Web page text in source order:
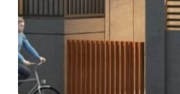
Sizi Şık Bir Dış Cephenin Dışında Ahşapların
Sıcacık bir Apartman Girişi Sizleri
Görselin Bire Bir Olarak Uygulanacağı
Tüm Malzemelerimizin Birinci Kalite ve İşçilik
edileceği Royal Deluxu Projemizde Sizde Ön
Yaralanabilir Kısa Sürede Doğru bir Yatırım